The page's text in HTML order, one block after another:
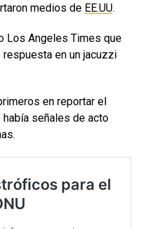
medios de EE.UU.
Los Angeles Times que
en un jacuzzi
en reportar el
señales de acto